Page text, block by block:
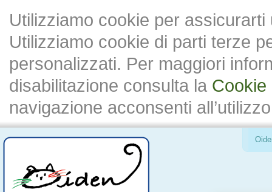
Utilizziamo cookie per
Utilizziamo cookie di parti terze
personalizzati. Per maggiori
disabilitazione consulta la Cookie
navigazione acconsenti